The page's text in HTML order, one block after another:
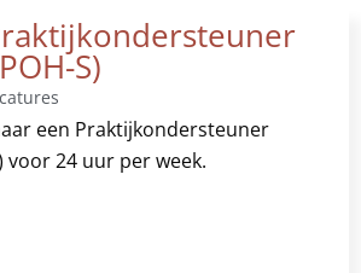
S)
een Praktijkondersteuner
voor 24 uur per week.